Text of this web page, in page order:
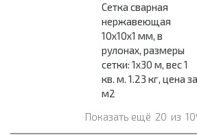
Сетка сварная
нержавеющая
10x10x1 мм, в
рулонах, размеры
сетки: 1x30 м, вес 1
кв. м. 1.23 кг, цена за
м2
Показать ещё 20 из